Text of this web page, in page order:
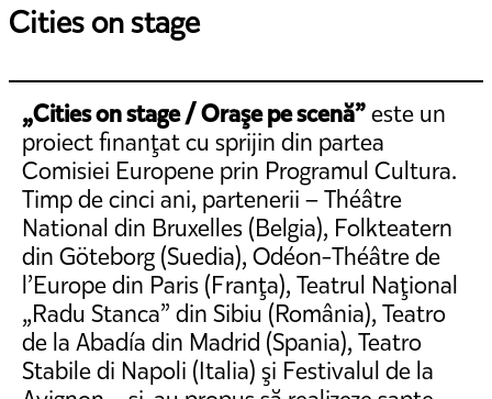
Cities on stage
„Cities on stage / Oraşe pe scenă”este un
proiect finanţat cu sprijin din partea
Comisiei Europene prin Programul Cultura.
Timp de cinci ani, partenerii – Théâtre
National din Bruxelles (Belgia), Folkteatern
din Göteborg (Suedia), Odéon-Théâtre de
l’Europe din Paris (Franţa), Teatrul Naţional
„Radu Stanca” din Sibiu (România), Teatro
de la Abadía din Madrid (Spania), Teatro
Stabile di Napoli (Italia) şi Festivalul de la